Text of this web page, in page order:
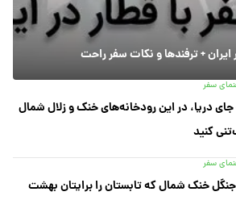
ایران + ترفندها و نکات سفر راحت
سفر
جای دریا، در این رودخانه‌های خنک و زلال شمال
کنید
سفر
۷ جنگل خنک شمال که تابستان را برایتان بهشت